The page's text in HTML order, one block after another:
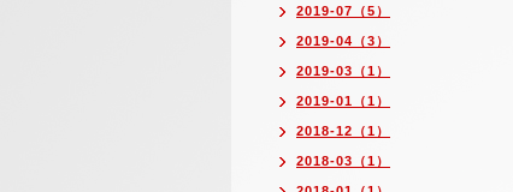
2019-07（5）
2019-04（3）
2019-03（1）
2019-01（1）
2018-12（1）
2018-03（1）